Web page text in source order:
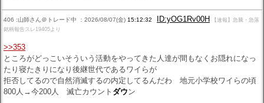
406 :山師さん＠トレード中 ：2026/08/07(金) 15:12:32 ID:yOG1Rv00H
【速報】急騰・急落
銘柄報告スレ19405より
>>353
ところがどっこいそういう活動をやってきた人達が間もなくお隠れになっ
たり寝たきりになり後継世代であるワイらが
拒否してるので自然消滅するの内定してるんだわ 地元小学校ワイらの頃
800人→今200人 滅亡カウント ダウ ン